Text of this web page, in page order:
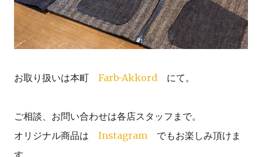
お取り扱いは本町 Farb-Akkord にて。
ご相談、お問い合わせは各店スタッフまで。
オリジナル商品は Instagram でもお楽しみ頂けま
す。